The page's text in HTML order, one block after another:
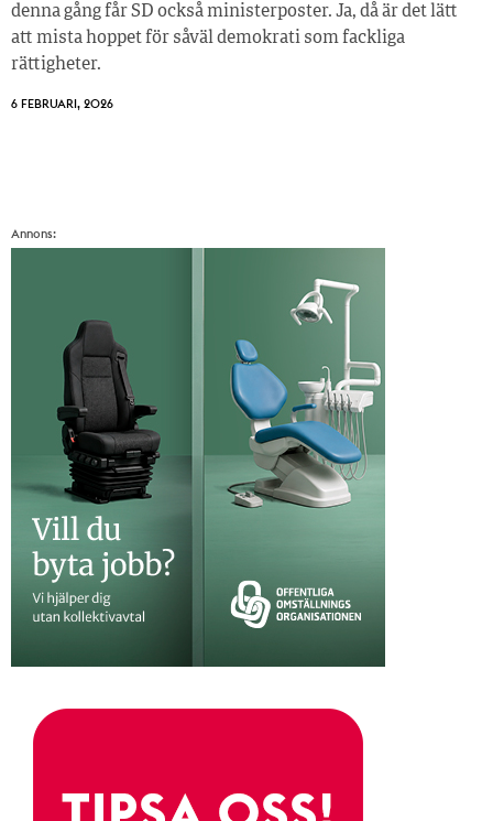
denna gång får SD också ministerposter. Ja, då är det lätt
att mista hoppet för såväl demokrati som fackliga
rättigheter.
6 FEBRUARI, 2026
Annons: